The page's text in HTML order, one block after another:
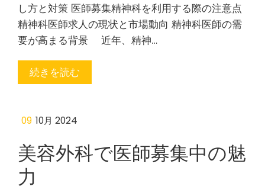
し方と対策 医師募集精神科を利用する際の注意点
精神科医師求人の現状と市場動向 精神科医師の需
要が高まる背景 近年、精神…
続きを読む
09 10月 2024
美容外科で医師募集中の魅
力